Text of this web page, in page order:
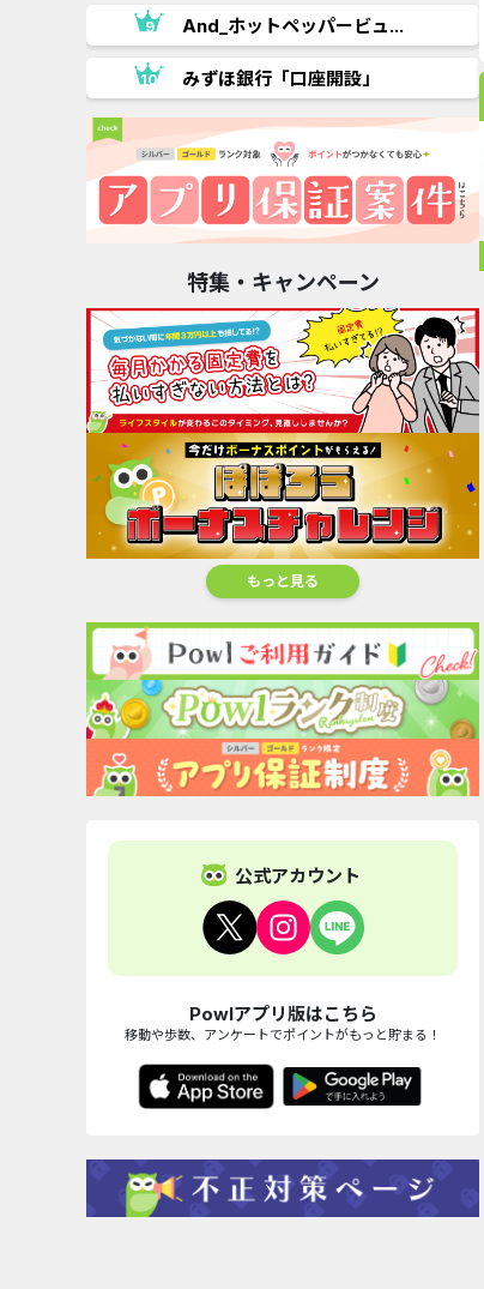
And_ホットペッパービュ...
みずほ銀行「口座開設」
特集・キャンペーン
もっと見る
公式アカウント
Powlアプリ版はこちら
移動や歩数、アンケートでポイントがもっと貯まる！
MORBIDA（ペッ
ROPE
PICNIC（ロペピ
ク...
6.4%還元
オススメ
ラーメンとつけ麺
の通販...
4.8%還元
ホ